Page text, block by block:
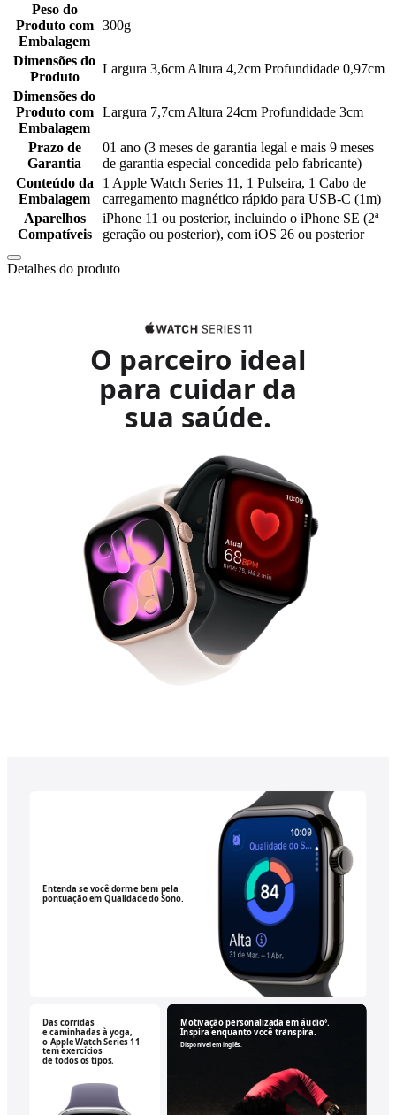
Peso do
Produto com
Embalagem
300g
Dimensões do
Produto
Largura 3,6cm Altura 4,2cm Profundidade 0,97cm
Dimensões do
Produto com
Embalagem
Largura 7,7cm Altura 24cm Profundidade 3cm
Prazo de
Garantia
01 ano (3 meses de garantia legal e mais 9 meses
de garantia especial concedida pelo fabricante)
Conteúdo da
Embalagem
1 Apple Watch Series 11, 1 Pulseira, 1 Cabo de
carregamento magnético rápido para USB-C (1m)
Aparelhos
Compatíveis
iPhone 11 ou posterior, incluindo o iPhone SE (2ª
geração ou posterior), com iOS 26 ou posterior
Detalhes do produto